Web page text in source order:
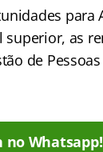
para
superior, as
de
no Whatsapp!